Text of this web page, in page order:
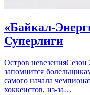
«Байкал-
Суперлиги
Остров
запомнится
самого начала
хоккеистов, из-за…